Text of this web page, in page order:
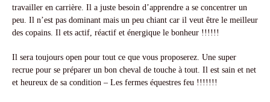
travailler en carrière. Il a juste besoin d’apprendre a se concentrer un
peu. Il n’est pas dominant mais un peu chiant car il veut être le meilleur
des copains. Il ets actif, réactif et énergique le bonheur !!!!!!
Il sera toujours open pour tout ce que vous proposerez. Une super
recrue pour se préparer un bon cheval de touche à tout. Il est sain et net
et heureux de sa condition – Les fermes équestres feu !!!!!!!